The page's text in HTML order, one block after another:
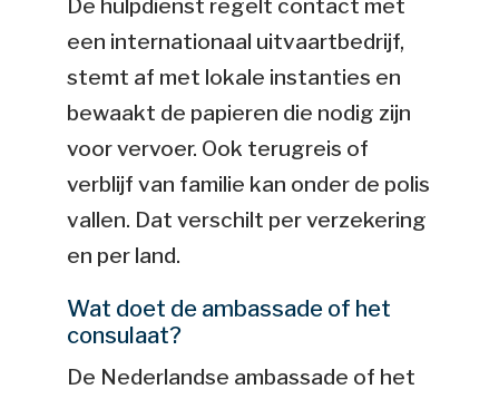
De hulpdienst regelt contact met
een internationaal uitvaartbedrijf,
stemt af met lokale instanties en
bewaakt de papieren die nodig zijn
voor vervoer. Ook terugreis of
verblijf van familie kan onder de polis
vallen. Dat verschilt per verzekering
en per land.
Wat doet de ambassade of het
consulaat?
De Nederlandse ambassade of het